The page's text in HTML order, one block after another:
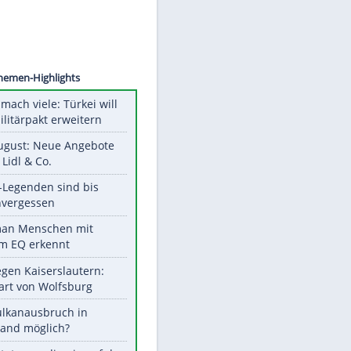
©SID
Unsere Themen-Highlights
Aus drei mach viele: Türkei will
neuen Militärpakt erweitern
bei ALDI, Lidl & Co.